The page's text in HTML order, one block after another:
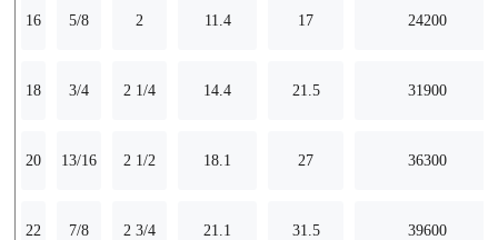
16 5/8 2 11.4 17 24200
18 3/4 2 1/4 14.4 21.5 31900
20 13/16 2 1/2 18.1 27 36300
22 7/8 2 3/4 21.1 31.5 39600